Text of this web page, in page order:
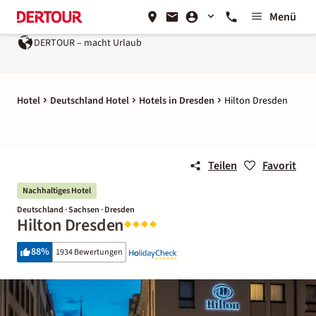
Menü
DERTOUR – macht Urlaub
Hotel Deutschland Hotel Hotels in Dresden Hilton Dresden
Teilen Favorit
Nachhaltiges Hotel
Deutschland · Sachsen · Dresden
Hilton Dresden
88% 1934 Bewertungen